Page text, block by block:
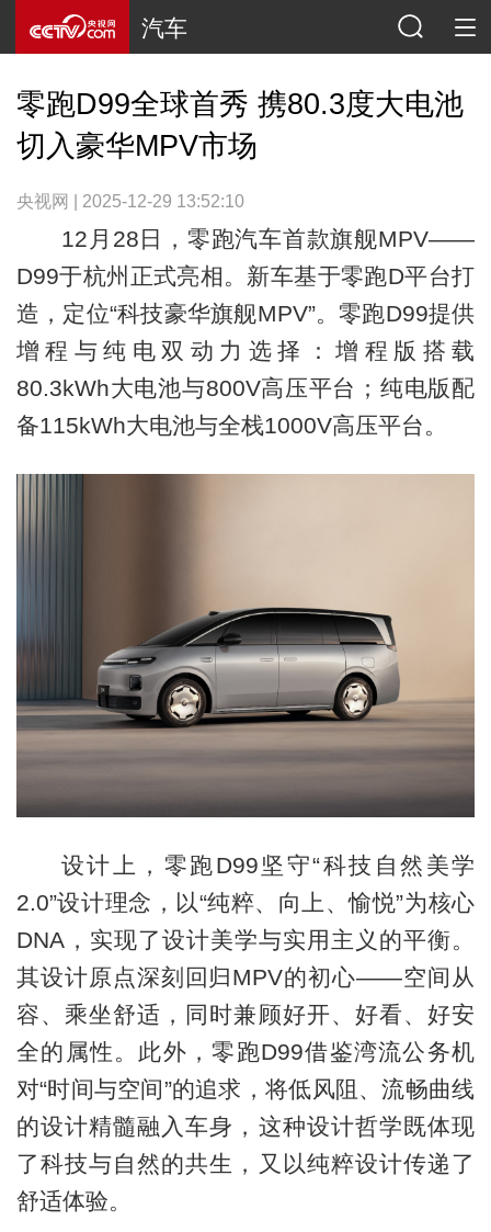
汽车
零跑D99全球首秀 携80.3度大电池
切入豪华MPV市场
央视网 | 2025-12-29 13:52:10
12月28日，零跑汽车首款旗舰MPV——
D99于杭州正式亮相。新车基于零跑D平台打
造，定位“科技豪华旗舰MPV”。零跑D99提供
增程与纯电双动力选择：增程版搭载
80.3kWh大电池与800V高压平台；纯电版配
备115kWh大电池与全栈1000V高压平台。
设计上，零跑D99坚守“科技自然美学
2.0”设计理念，以“纯粹、向上、愉悦”为核心
DNA，实现了设计美学与实用主义的平衡。
其设计原点深刻回归MPV的初心——空间从
容、乘坐舒适，同时兼顾好开、好看、好安
全的属性。此外，零跑D99借鉴湾流公务机
对“时间与空间”的追求，将低风阻、流畅曲线
的设计精髓融入车身，这种设计哲学既体现
了科技与自然的共生，又以纯粹设计传递了
舒适体验。